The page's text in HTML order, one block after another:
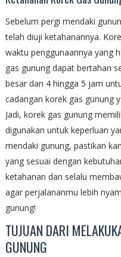
Sebelum pergi mendaki
telah diuji ketahanannya.
waktu penggunaannya yang
gas gunung dapat bertahan
besar dan 4 hingga 5 jam
cadangan korek gas gunung
Jadi, korek gas gunung
digunakan untuk keperluan
mendaki gunung, pastikan
yang sesuai dengan
ketahanan dan selalu
agar perjalananmu lebih
gunung!
TUJUAN DARI
GUNUNG